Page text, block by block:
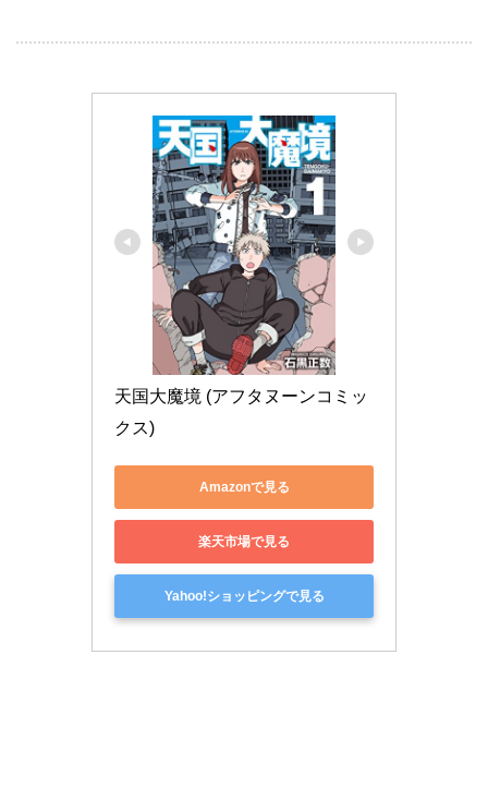
天国大魔境 (アフタヌーンコミッ
クス)
Amazonで見る
楽天市場で見る
Yahoo!ショッピングで見る